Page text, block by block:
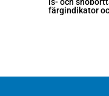
färgindikator